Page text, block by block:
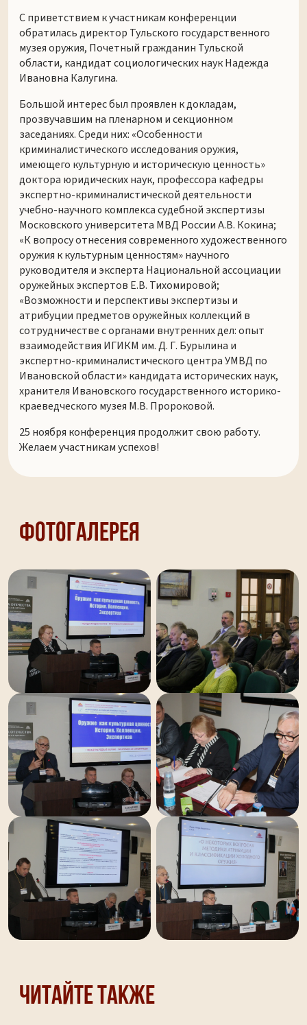
С приветствием к участникам конференции
обратилась директор Тульского государственного
музея оружия, Почетный гражданин Тульской
области, кандидат социологических наук Надежда
Ивановна Калугина.
Большой интерес был проявлен к докладам,
прозвучавшим на пленарном и секционном
заседаниях. Среди них: «Особенности
криминалистического исследования оружия,
имеющего культурную и историческую ценность»
доктора юридических наук, профессора кафедры
экспертно-криминалистической деятельности
учебно-научного комплекса судебной экспертизы
Московского университета МВД России А.В. Кокина;
«К вопросу отнесения современного художественного
оружия к культурным ценностям» научного
руководителя и эксперта Национальной ассоциации
оружейных экспертов Е.В. Тихомировой;
«Возможности и перспективы экспертизы и
атрибуции предметов оружейных коллекций в
сотрудничестве с органами внутренних дел: опыт
взаимодействия ИГИКМ им. Д. Г. Бурылина и
экспертно-криминалистического центра УМВД по
Ивановской области» кандидата исторических наук,
хранителя Ивановского государственного историко-
краеведческого музея М.В. Пророковой.
25 ноября конференция продолжит свою работу.
Желаем участникам успехов!
Фотогалерея
Читайте также